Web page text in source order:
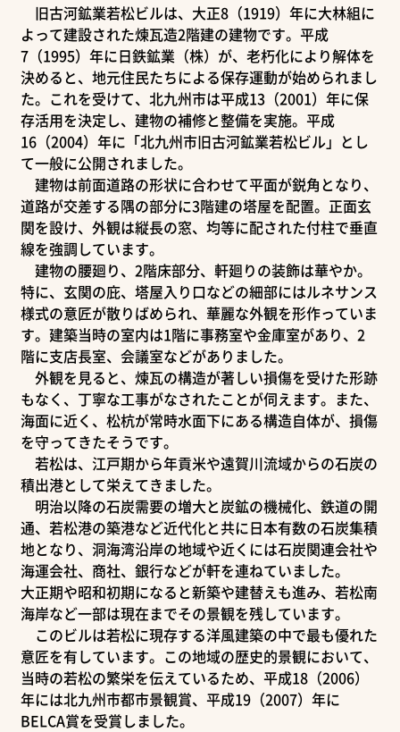
旧古河鉱業若松ビルは、大正8（1919）年に大林組に
よって建設された煉瓦造2階建の建物です。平成
7（1995）年に日鉄鉱業（株）が、老朽化により解体を
決めると、地元住民たちによる保存運動が始められまし
た。これを受けて、北九州市は平成13（2001）年に保
存活用を決定し、建物の補修と整備を実施。平成
16（2004）年に「北九州市旧古河鉱業若松ビル」とし
て一般に公開されました。
建物は前面道路の形状に合わせて平面が鋭角となり、
道路が交差する隅の部分に3階建の塔屋を配置。正面玄
関を設け、外観は縦長の窓、均等に配された付柱で垂直
線を強調しています。
建物の腰廻り、2階床部分、軒廻りの装飾は華やか。
特に、玄関の庇、塔屋入り口などの細部にはルネサンス
様式の意匠が散りばめられ、華麗な外観を形作っていま
す。建築当時の室内は1階に事務室や金庫室があり、2
階に支店長室、会議室などがありました。
外観を見ると、煉瓦の構造が著しい損傷を受けた形跡
もなく、丁寧な工事がなされたことが伺えます。また、
海面に近く、松杭が常時水面下にある構造自体が、損傷
を守ってきたそうです。
若松は、江戸期から年貢米や遠賀川流域からの石炭の
積出港として栄えてきました。
明治以降の石炭需要の増大と炭鉱の機械化、鉄道の開
通、若松港の築港など近代化と共に日本有数の石炭集積
地となり、洞海湾沿岸の地域や近くには石炭関連会社や
海運会社、商社、銀行などが軒を連ねていました。
大正期や昭和初期になると新築や建替えも進み、若松南
海岸など一部は現在までその景観を残しています。
このビルは若松に現存する洋風建築の中で最も優れた
意匠を有しています。この地域の歴史的景観において、
当時の若松の繁栄を伝えているため、平成18（2006）
年には北九州市都市景観賞、平成19（2007）年に
BELCA賞を受賞しました。